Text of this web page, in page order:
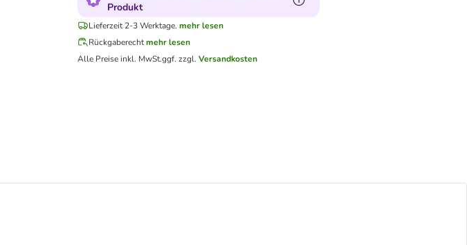
Produkt
Lieferzeit 2-3 Werktage. mehr lesen
Rückgaberecht mehr lesen
Alle Preise inkl. MwSt.ggf. zzgl. Versandkosten